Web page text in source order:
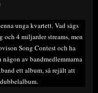
unga kvartett. Vad sägs
och 4 miljarder streams, men
Song Contest och ha
av bandmedlemmarna
ett album, så rejält att